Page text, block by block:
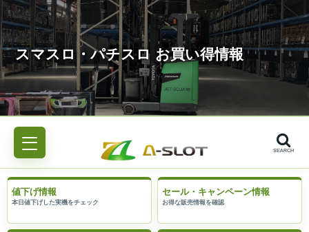
SEARCH
値下げ情報 セール・キャンペーン情報